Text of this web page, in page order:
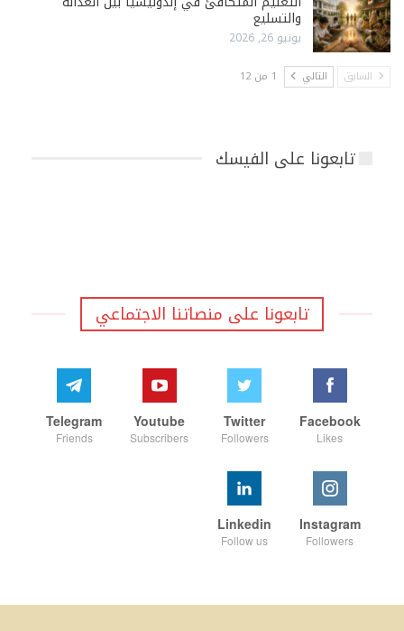
والتسليع
يونيو 26, 2026
السابق التالي 1 من 12
تابعونا على الفيسك
تابعونا على منصاتنا الاجتماعي
Facebook
Likes
Twitter
Followers
Youtube
Subscribers
Telegram
Friends
Instagram
Followers
Linkedin
Follow us